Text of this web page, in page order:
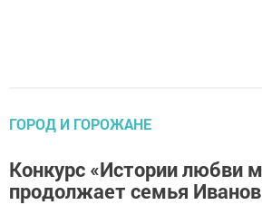
ГОРОД И ГОРОЖАНЕ
Конкурс «Истории любви
продолжает семья